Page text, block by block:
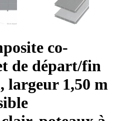
co-
de départ/fin
largeur 1,50 m